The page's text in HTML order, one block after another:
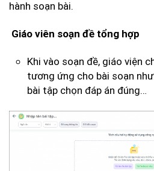
hành soạn bài.
Giáo viên soạn đề tổng hợp
Khi vào soạn đề, giáo viện
tương ứng cho bài soạn
bài tập chọn đáp án đúng…